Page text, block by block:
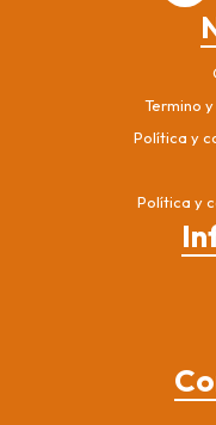
Termino
Política y
Política y